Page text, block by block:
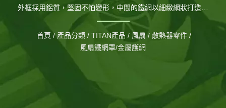
螺絲零件)
外框採用鋁質，堅固不怕變形，中間的鐵網以細緻網狀打造，
有效阻隔灰塵進入，清理起來更省時省力。 / 台騰恩科技有限
公司是由一群積極且具有專業技術的團隊所組成。TITAN的總
公司設立於台灣，分公司則設立於德國，並在大陸廣東省擁有
首頁 / 產品分類 / TITAN產品 / 風扇 / 散熱器零件 /
風扇鐵網罩/金屬護網